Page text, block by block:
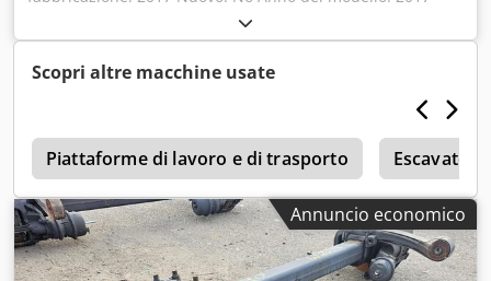
Colore: Bianco Adatto per: DAF Crsdpfx Ajzr Ixpedyef
Codice modello: 0G146736 Numero di serie: 0G146736
Scopri altre macchine usate
Piattaforme di lavoro e di trasporto Escavatori
Annuncio economico